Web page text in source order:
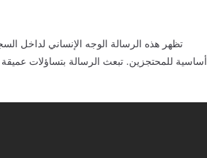
تظهر هذه الرسالة الوجه الإنساني لداخل
أساسية للمحتجزين. تبعث الرسالة بتساؤلات